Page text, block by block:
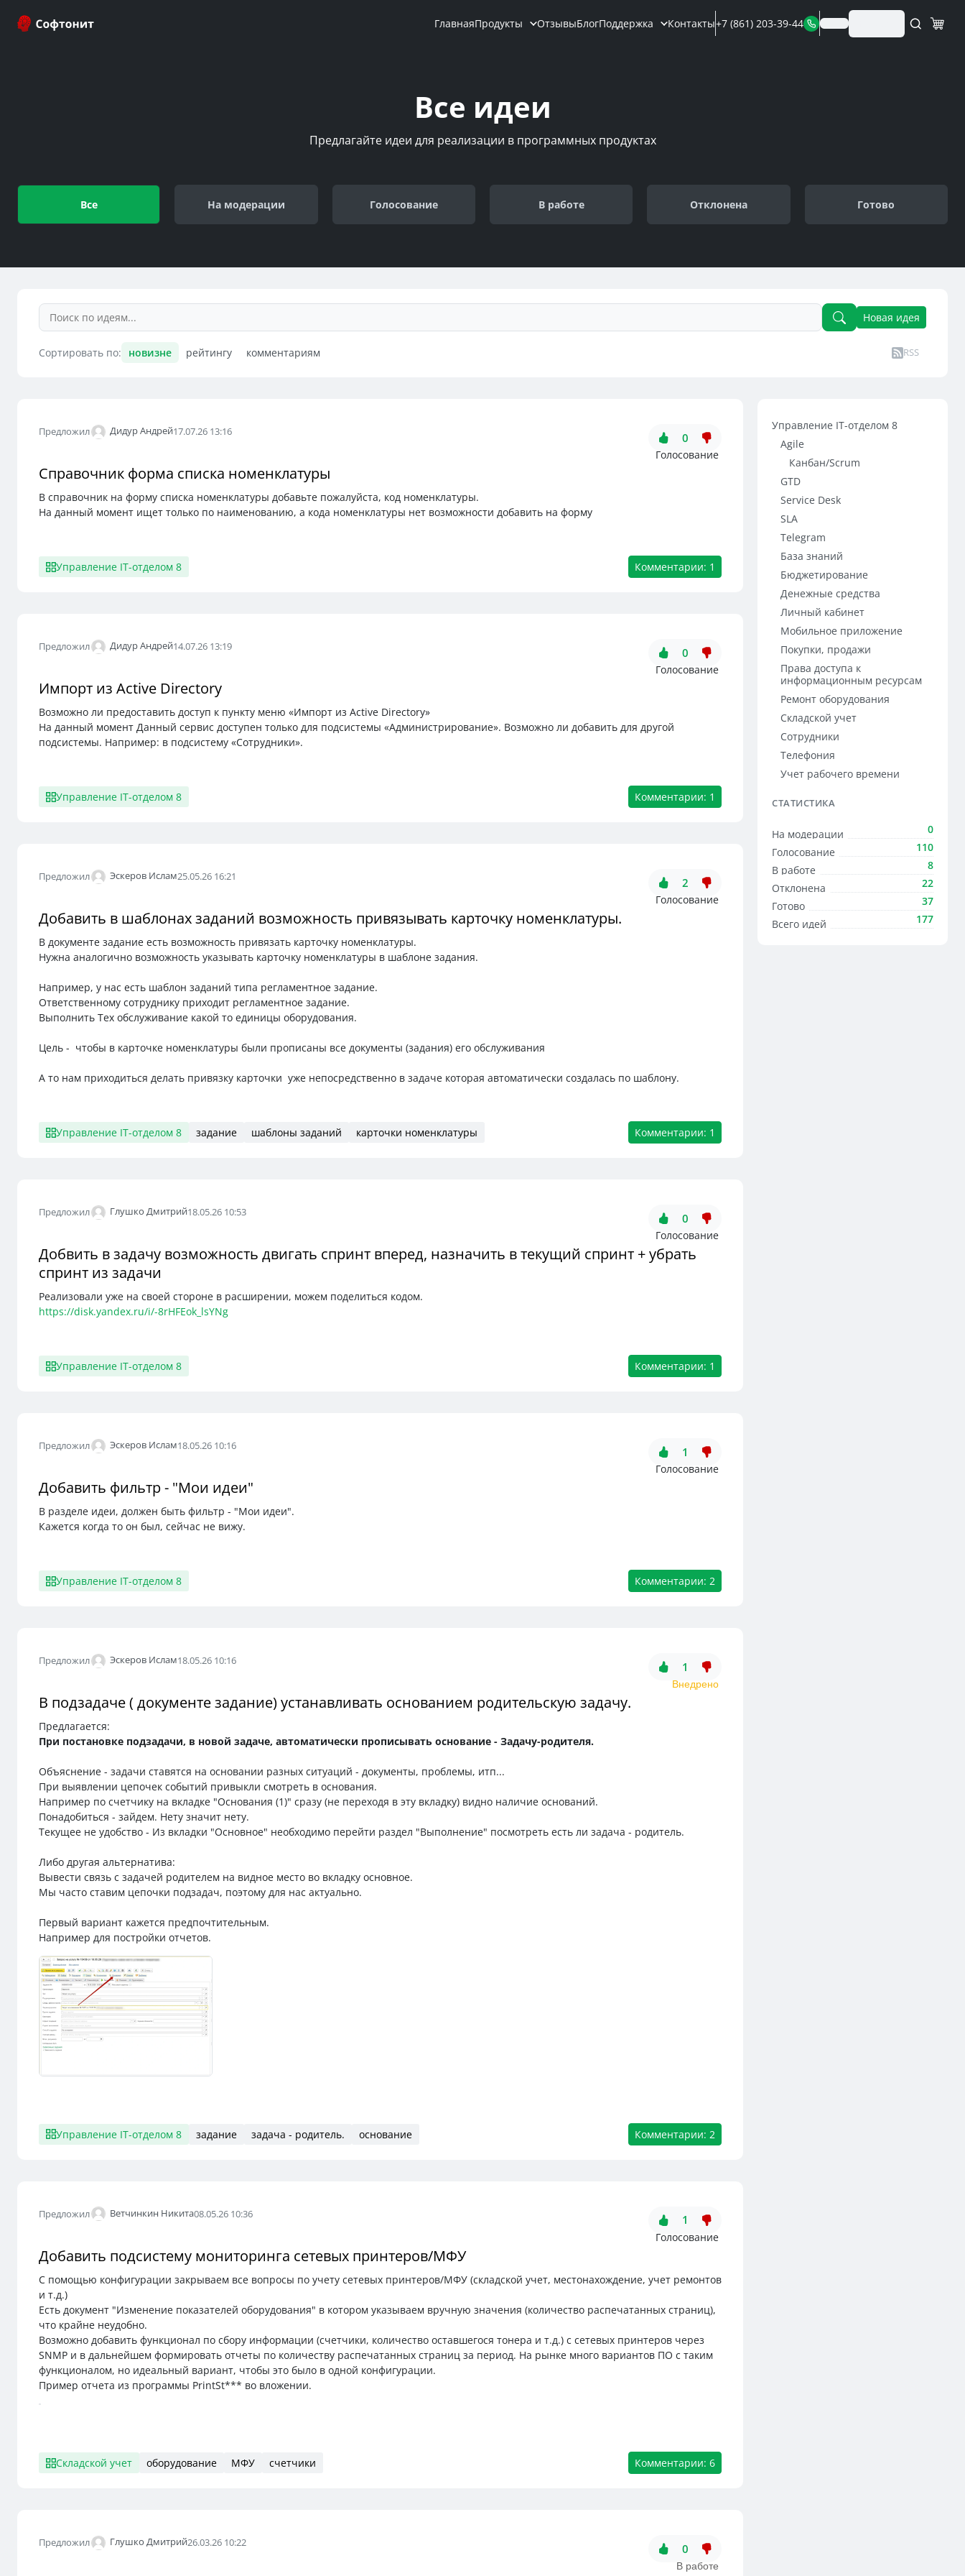
ГлавнаяПродукты ОтзывыБлогПоддержка Контакты+7 (861) 203-39-44
Все идеи
Предлагайте идеи для реализации в программных продуктах
Все На модерации Голосование В работе Отклонена Готово
Новая идея
Сортировать по: новизне рейтингу комментариям RSS
Управление IT-отделом 8
Agile
Канбан/Scrum
GTD
Service Desk
SLA
Telegram
База знаний
Бюджетирование
Денежные средства
Личный кабинет
Мобильное приложение
Покупки, продажи
Права доступа к
информационным ресурсам
Ремонт оборудования
Складской учет
Сотрудники
Телефония
Учет рабочего времени
СТАТИСТИКА
На модерации
0
Голосование
110
В работе
8
Отклонена
22
Готово
37
Всего идей
177
Предложил Дидур Андрей17.07.26 13:16 0
Голосование
Справочник форма списка номенклатуры
В справочник на форму списка номенклатуры добавьте пожалуйста, код номенклатуры.
На данный момент ищет только по наименованию, а кода номенклатуры нет возможности добавить на форму
Управление IT-отделом 8 Комментарии: 1
Предложил Дидур Андрей14.07.26 13:19 0
Голосование
Импорт из Active Directory
Возможно ли предоставить доступ к пункту меню «Импорт из Active Directory»
На данный момент Данный сервис доступен только для подсистемы «Администрирование». Возможно ли добавить для другой
подсистемы. Например: в подсистему «Сотрудники».
Управление IT-отделом 8 Комментарии: 1
Предложил Эскеров Ислам25.05.26 16:21 2
Голосование
Добавить в шаблонах заданий возможность привязывать карточку номенклатуры.
В документе задание есть возможность привязать карточку номенклатуры.
Нужна аналогично возможность указывать карточку номенклатуры в шаблоне задания.
Например, у нас есть шаблон заданий типа регламентное задание.
Ответственному сотруднику приходит регламентное задание.
Выполнить Тех обслуживание какой то единицы оборудования.
Цель - чтобы в карточке номенклатуры были прописаны все документы (задания) его обслуживания
А то нам приходиться делать привязку карточки уже непосредственно в задаче которая автоматически создалась по шаблону.
Управление IT-отделом 8 задание шаблоны заданий карточки номенклатуры Комментарии: 1
Предложил Глушко Дмитрий18.05.26 10:53 0
Голосование
Добвить в задачу возможность двигать спринт вперед, назначить в текущий спринт + убрать
спринт из задачи
Реализовали уже на своей стороне в расширении, можем поделиться кодом.
https://disk.yandex.ru/i/-8rHFEok_lsYNg
Управление IT-отделом 8 Комментарии: 1
Предложил Эскеров Ислам18.05.26 10:16 1
Голосование
Добавить фильтр - "Мои идеи"
В разделе идеи, должен быть фильтр - "Мои идеи".
Кажется когда то он был, сейчас не вижу.
Управление IT-отделом 8 Комментарии: 2
Предложил Эскеров Ислам18.05.26 10:16 1
Внедрено
В подзадаче ( документе задание) устанавливать основанием родительскую задачу.
Предлагается:
При постановке подзадачи, в новой задаче, автоматически прописывать основание - Задачу-родителя.
Объяснение - задачи ставятся на основании разных ситуаций - документы, проблемы, итп...
При выявлении цепочек событий привыкли смотреть в основания.
Например по счетчику на вкладке "Основания (1)" сразу (не переходя в эту вкладку) видно наличие оснований.
Понадобиться - зайдем. Нету значит нету.
Текущее не удобство - Из вкладки "Основное" необходимо перейти раздел "Выполнение" посмотреть есть ли задача - родитель.
Либо другая альтернатива:
Вывести связь с задачей родителем на видное место во вкладку основное.
Мы часто ставим цепочки подзадач, поэтому для нас актуально.
Первый вариант кажется предпочтительным.
Например для постройки отчетов.
Управление IT-отделом 8 задание задача - родитель. основание Комментарии: 2
Предложил Ветчинкин Никита08.05.26 10:36 1
Голосование
Добавить подсистему мониторинга сетевых принтеров/МФУ
С помощью конфигурации закрываем все вопросы по учету сетевых принтеров/МФУ (складской учет, местонахождение, учет ремонтов
и т.д.)
Есть документ "Изменение показателей оборудования" в котором указываем вручную значения (количество распечатанных страниц),
что крайне неудобно.
Возможно добавить функционал по сбору информации (счетчики, количество оставшегося тонера и т.д.) с сетевых принтеров через
SNMP и в дальнейшем формировать отчеты по количеству распечатанных страниц за период. На рынке много вариантов ПО с таким
функционалом, но идеальный вариант, чтобы это было в одной конфигурации.
Пример отчета из программы PrintSt*** во вложении.
Складской учет оборудование МФУ счетчики Комментарии: 6
Предложил Глушко Дмитрий26.03.26 10:22 0
В работе